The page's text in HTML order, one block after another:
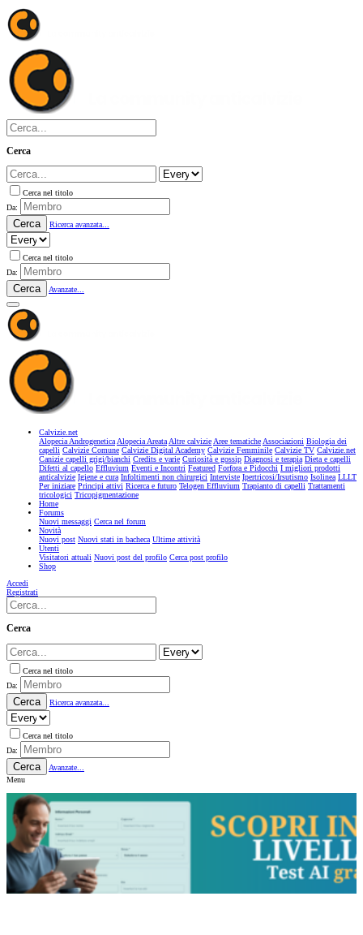
Cerca
Cerca nel titolo
Da:
Cerca Ricerca avanzata...
Cerca nel titolo
Da:
Cerca Avanzate...
Calvizie.net
Alopecia AndrogeneticaAlopecia AreataAltre calvizieAree tematicheAssociazioni Biologia dei
capelli Calvizie Comune Calvizie Digital Academy Calvizie Femminile Calvizie TV Calvizie.net
Canizie capelli grigi/bianchi Credits e varie Curiosità e gossip Diagnosi e terapia Dieta e capelli
Difetti al capello Effluvium Eventi e Incontri Featured Forfora e Pidocchi I migliori prodotti
anticalvizie Igiene e cura Infoltimenti non chirurgici Interviste Ipertricosi/Irsutismo Isolinea LLLT
Per iniziare Principi attivi Ricerca e futuro Telogen Effluvium Trapianto di capelli Trattamenti
tricologici Tricopigmentazione
Home
Forums
Nuovi messaggi Cerca nel forum
Novità
Nuovi post Nuovi stati in bacheca Ultime attività
Utenti
Visitatori attuali Nuovi post del profilo Cerca post profilo
Shop
Accedi
Registrati
Cerca
Cerca nel titolo
Da:
Cerca Ricerca avanzata...
Cerca nel titolo
Da:
Cerca
Avanzate...
Menu